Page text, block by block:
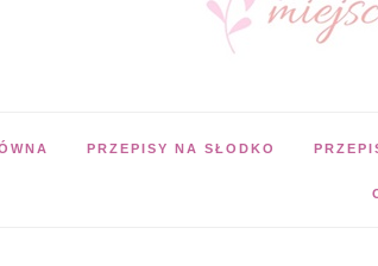
PRZEPISY NA SŁODKO